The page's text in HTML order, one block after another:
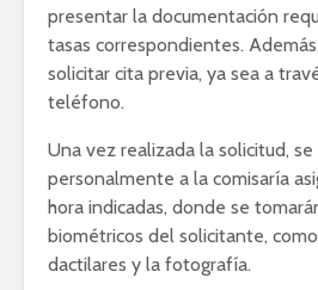
presentar la documentación
tasas correspondientes.
solicitar cita previa, ya sea a
teléfono.
Una vez realizada la solicitud,
personalmente a la comisaría
hora indicadas, donde se
biométricos del solicitante,
dactilares y la fotografía.